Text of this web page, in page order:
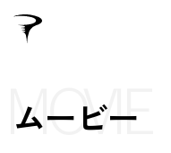
ムービー
MOVIE